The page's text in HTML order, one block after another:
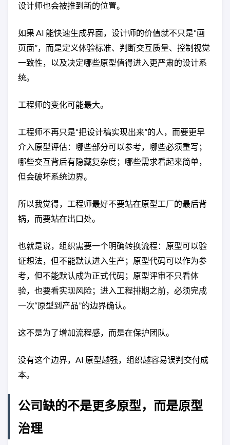
设计师也会被推到新的位置。
如果 AI 能快速生成界面，设计师的价值就不只是“画
页面”，而是定义体验标准、判断交互质量、控制视觉
一致性，以及决定哪些原型值得进入更严肃的设计系
统。
工程师的变化可能最大。
工程师不再只是“把设计稿实现出来”的人，而要更早
介入原型评估：哪些部分可以参考，哪些必须重写；
哪些交互背后有隐藏复杂度；哪些需求看起来简单，
但会破坏系统边界。
所以我觉得，工程师最好不要站在原型工厂的最后背
锅，而要站在出口处。
也就是说，组织需要一个明确转换流程：原型可以验
证想法，但不能默认进入生产；原型代码可以作为参
考，但不能默认成为正式代码；原型评审不只看体
验，也要看实现风险；进入工程排期之前，必须完成
一次“原型到产品”的边界确认。
这不是为了增加流程感，而是在保护团队。
没有这个边界，AI 原型越强，组织越容易误判交付成
本。
公司缺的不是更多原型，而是原型
治理